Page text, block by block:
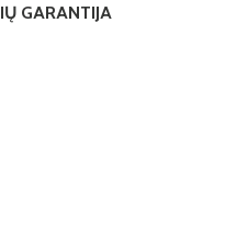
GARANTIJA